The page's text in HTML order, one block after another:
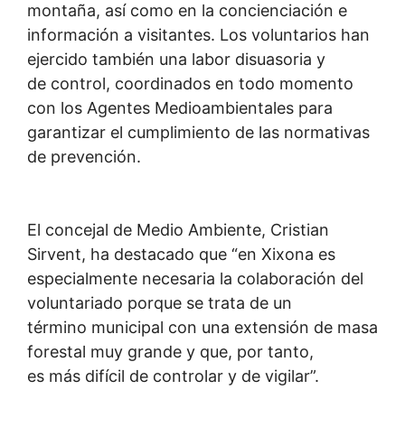
montaña, así como en la concienciación e
información a visitantes. Los voluntarios han
ejercido también una labor disuasoria y
de control, coordinados en todo momento
con los Agentes Medioambientales para
garantizar el cumplimiento de las normativas
de prevención.
El concejal de Medio Ambiente, Cristian
Sirvent, ha destacado que “en Xixona es
especialmente necesaria la colaboración del
voluntariado porque se trata de un
término municipal con una extensión de masa
forestal muy grande y que, por tanto,
es más difícil de controlar y de vigilar”.